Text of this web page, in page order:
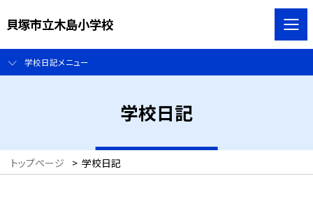
貝塚市立木島小学校
学校日記メニュー
学校日記
トップページ > 学校日記